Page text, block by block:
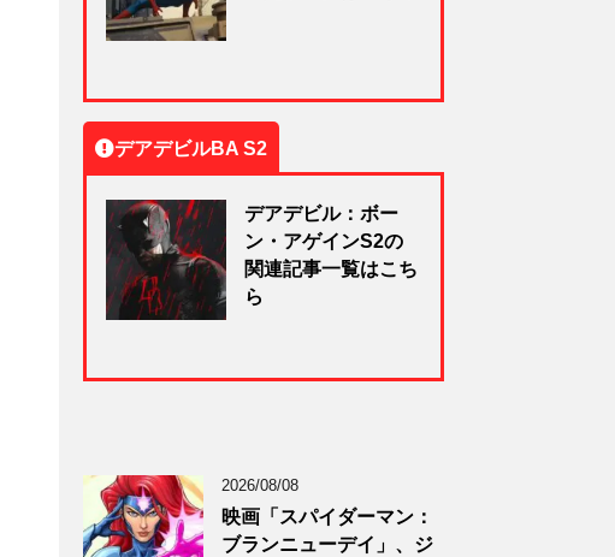
デアデビルBA S2
デアデビル：ボー
ン・アゲインS2の
関連記事一覧はこち
ら
2026/08/08
映画「スパイダーマン：
ブランニューデイ」、ジ